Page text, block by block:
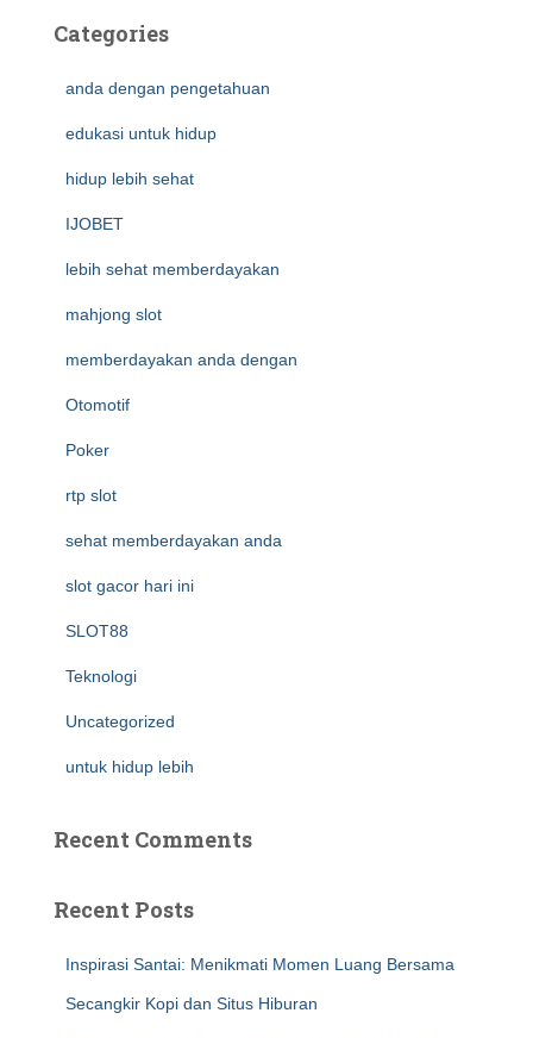
Categories
anda dengan pengetahuan
edukasi untuk hidup
hidup lebih sehat
IJOBET
lebih sehat memberdayakan
mahjong slot
memberdayakan anda dengan
Otomotif
Poker
rtp slot
sehat memberdayakan anda
slot gacor hari ini
SLOT88
Teknologi
Uncategorized
untuk hidup lebih
Recent Comments
Recent Posts
Inspirasi Santai: Menikmati Momen Luang Bersama
Secangkir Kopi dan Situs Hiburan